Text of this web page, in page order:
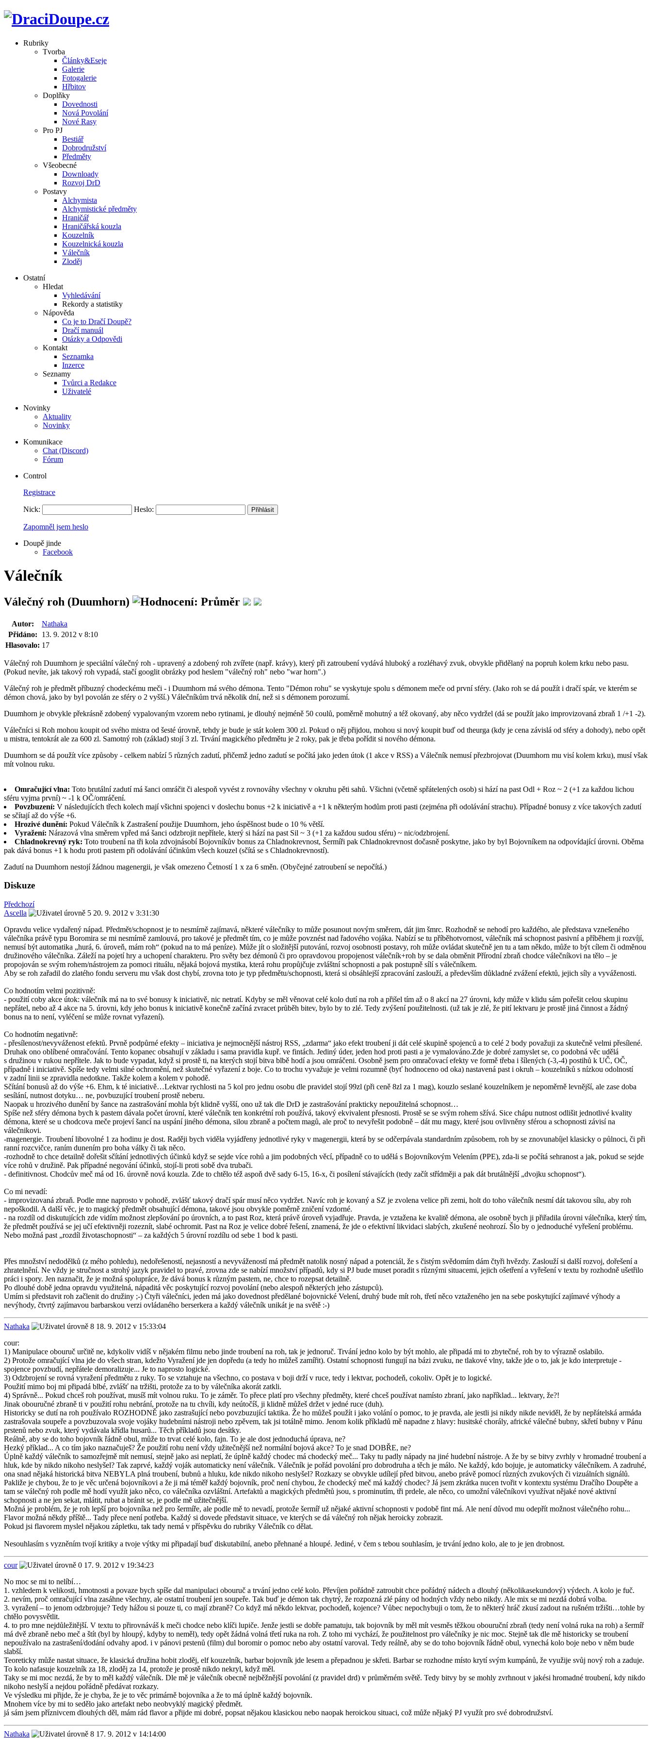
Rubriky
Tvorba
Články&Eseje
Galerie
Fotogalerie
Hřbitov
Doplňky
Dovednosti
Nová Povolání
Nové Rasy
Pro PJ
Bestiář
Dobrodružství
Předměty
Všeobecné
Downloady
Rozvoj DrD
Postavy
Alchymista
Alchymistické předměty
Hraničář
Hraničářská kouzla
Kouzelník
Kouzelnická kouzla
Válečník
Zloděj
Ostatní
Hledat
Vyhledávání
Rekordy a statistiky
Nápověda
Co je to Dračí Doupě?
Dračí manuál
Otázky a Odpovědi
Kontakt
Seznamka
Inzerce
Seznamy
Tvůrci a Redakce
Uživatelé
Novinky
Aktuality
Novinky
Komunikace
Chat (Discord)
Fórum
Control
Registrace
Nick: Heslo:
Zapomněl jsem heslo
Doupě jinde
Facebook
Válečník
Válečný roh (Duumhorn)
Autor:
Nathaka
Přidáno:
13. 9. 2012 v 8:10
Hlasovalo: 17
Válečný roh Duumhorn je speciální válečný roh - upravený a zdobený roh zvířete (např. krávy), který při zatroubení vydává hluboký a rozléhavý zvuk, obvykle přidělaný na popruh kolem krku nebo pasu.
(Pokud nevíte, jak takový roh vypadá, stačí googlit obrázky pod heslem "válečný roh" nebo "war horn".)
Válečný roh je předmět příbuzný chodeckému meči - i Duumhorn má svého démona. Tento "Démon rohu" se vyskytuje spolu s démonem meče od první sféry. (Jako roh se dá použít i dračí spár, ve kterém se
démon chová, jako by byl povolán ze sféry o 2 vyšší.) Válečníkům trvá několik dní, než si s démonem porozumí.
Duumhorn je obvykle překrásně zdobený vypalovaným vzorem nebo rytinami, je dlouhý nejméně 50 coulů, poměrně mohutný a též okovaný, aby něco vydržel (dá se použít jako improvizovaná zbraň 1 /+1 -2).
Válečníci si Roh mohou koupit od svého mistra od šesté úrovně, tehdy je bude je stát kolem 300 zl. Pokud o něj přijdou, mohou si nový koupit buď od theurga (kdy je cena závislá od sféry a dohody), nebo opět
u mistra, tentokrát ale za 600 zl. Samotný roh (základ) stojí 3 zl. Trvání magického předmětu je 2 roky, pak je třeba pořídit si nového démona.
Duumhorn se dá použít více způsoby - celkem nabízí 5 různých zadutí, přičemž jedno zadutí se počítá jako jeden útok (1 akce v RSS) a Válečník nemusí přezbrojovat (Duumhorn mu visí kolem krku), musí však
mít volnou ruku.
Omračující vlna: Toto brutální zadutí má šanci omráčit či alespoň vyvést z rovnováhy všechny v okruhu pěti sahů. Všichni (včetně spřátelených osob) si hází na past Odl + Roz ~ 2 (+1 za každou lichou
sféru vyjma první) ~ -1 k OČ/omráčení.
Povzbuzení: V následujících třech kolech mají všichni spojenci v doslechu bonus +2 k iniciativě a +1 k některým hodům proti pasti (zejména při odolávání strachu). Případné bonusy z více takových zadutí
se sčítají až do výše +6.
Hrozivé dunění: Pokud Válečník k Zastrašení použije Duumhorn, jeho úspěšnost bude o 10 % větší.
Vyražení: Nárazová vlna směrem vpřed má šanci odzbrojit nepřítele, který si hází na past Sil ~ 3 (+1 za každou sudou sféru) ~ nic/odzbrojení.
Chladnokrevný ryk: Toto troubení na tři kola zdvojnásobí Bojovníkův bonus za Chladnokrevnost, Šermíři pak Chladnokrevnost dočasně poskytne, jako by byl Bojovníkem na odpovídající úrovni. Oběma
pak dává bonus +1 k hodu proti pastem při odolávání účinkům všech kouzel (sčítá se s Chladnokrevností).
Zadutí na Duumhorn nestojí žádnou magenergii, je však omezeno Četností 1 x za 6 směn. (Obyčejné zatroubení se nepočítá.)
Diskuze
Předchozí
Ascella
20. 9. 2012 v 3:31:30
Opravdu velice vydařený nápad. Předmět/schopnost je to nesmírně zajímavá, některé válečníky to může posunout novým směrem, dát jim šmrc. Rozhodně se nehodí pro každého, ale představa vznešeného
válečníka právě typu Boromira se mi nesmírně zamlouvá, pro takové je předmět tím, co je může povznést nad řadového vojáka. Nabízí se tu příběhotvornost, válečník má schopnost pasivní a příběhem ji rozvíjí,
nemusí být automatika „hurá, 6. úroveň, mám roh“ (pokud na to má peníze). Může jít o složitější putování, rozvoj osobnosti postavy, roh může ovládat skutečně jen tu a tam někdo, může to být cílem či odměnou
družinového válečníka. Záleží na pojetí hry a uchopení charakteru. Pro světy bez démonů či pro opravdovou propojenost válečník+roh by se dala obměnit Přírodní zbraň chodce válečníkovi na tělo – je
propojován se svým rohem/nástrojem za pomoci rituálu, nějaká bojová mystika, která rohu propůjčuje zvláštní schopnosti a pak postupně sílí s válečníkem.
Aby se roh zařadil do zlatého fondu serveru mu však dost chybí, zrovna toto je typ předmětu/schopnosti, která si obsáhlejší zpracování zaslouží, a především důkladné zvážení efektů, jejich síly a vyváženosti.
Co hodnotím velmi pozitivně:
- použití coby akce útok: válečník má na to své bonusy k iniciativě, nic netratí. Kdyby se měl věnovat celé kolo dutí na roh a přišel tím až o 8 akcí na 27 úrovni, kdy může v klidu sám pořešit celou skupinu
nepřátel, nebo až 4 akce na 5. úrovni, kdy jeho bonus k iniciativě konečně začíná zvracet průběh bitev, bylo by to zlé. Tedy zvýšení použitelnosti. (už tak je zlé, že pití lektvaru je prostě jiná činnost a žádný
bonus na to není, vyléčení se může rovnat vyřazení).
Co hodnotím negativně:
- přesílenost/nevyváženost efektů. Prvně podpůrné efekty – iniciativa je nejmocnější nástroj RSS, „zdarma“ jako efekt troubení ji dát celé skupině spojenců a to celé 2 body považuji za skutečně velmi přesílené.
Druhak ono oblíbené omračování. Tento kopanec obsahují v základu i sama pravidla kupř. ve fintách. Jediný úder, jeden hod proti pasti a je vymalováno.Zde je dobré zamyslet se, co podobná věc udělá
s družinou v rukou nepřítele. Jak to bude vypadat, když si prostě ti, na kterých stojí bitva blbě hodí a jsou omráčeni. Osobně jsem pro omračovací efekty ve formě třeba i šílených (-3,-4) postihů k UČ, OČ,
případně i iniciativě. Spíše tedy velmi silné ochromění, než skutečné vyřazení z boje. Co to trochu vyvažuje je velmi rozumně (byť hodnoceno od oka) nastavená past i okruh – kouzelníků s nízkou odolností
v zadní linii se zpravidla nedotkne. Takže kolem a kolem v pohodě.
Sčítání bonusů až do výše +6. Ehm, k té iniciativě…Lektvar rychlosti na 5 kol pro jednu osobu dle pravidel stojí 99zl (při ceně 8zl za 1 mag), kouzlo seslané kouzelníkem je nepoměrně levnější, ale zase doba
sesílání, nutnost dotyku… ne, povbuzující troubení prostě neberu.
Naopak u hrozivého dunění by šance na zastrašování mohla být klidně vyšší, ono už tak dle DrD je zastrašování prakticky nepoužitelná schopnost…
Spíše než sféry démona bych k pastem dávala počet úrovní, které válečník ten konkrétní roh používá, takový ekvivalent přesnosti. Prostě se se svým rohem sžívá. Sice chápu nutnost odlišit jednotlivé kvality
démona, které se u chodcova meče projeví šancí na uspání jiného démona, silou zbraně a počtem magů, ale proč to nevyřešit podobně – dát mu magy, které jsou ovlivněny sférou a schopnosti závisí na
válečnikovi.
-magenergie. Troubení libovolné 1 za hodinu je dost. Raději bych viděla vyjádřeny jednotlivé ryky v magenergii, která by se odčerpávala standardním způsobem, roh by se znovunabíjel klasicky o půlnoci, či při
ranní rozcvičce, raním dunením pro boha války či tak něco.
-rozhodně to chce detailně dořešit sčítání jednotlivých účinků když se sejde více rohů a jim podobných věcí, případně co to udělá s Bojovníkovým Velením (PPE), zda-li se počítá sehranost a jak, pokud se sejde
více rohů v družině. Pak případné negování účinků, stojí-li proti sobě dva trubači.
- definitivnost. Chodcův meč má od 16. úrovně nová kouzla. Zde to chtělo též aspoň dvě sady 6-15, 16-x, či posílení stávajících (tedy začít střídměji a pak dát brutálnější „dvojku schopnost“).
Co mi nevadí:
- improvizovaná zbraň. Podle mne naprosto v pohodě, zvlášť takový dračí spár musí něco vydržet. Navíc roh je kovaný a SZ je zvolena velice při zemi, holt do toho válečník nesmí dát takovou sílu, aby roh
nepoškodil. A další věc, je to magický předmět obsahující démona, takové jsou obvykle poměrně zničení vzdorné.
- na rozdíl od diskutujících zde vidím možnost zlepšování po úrovních, a to past Roz, která právě úroveň vyjadřuje. Pravda, je vztažena ke kvalitě démona, ale osobně bych ji přiřadila úrovni válečníka, který tím,
že předmět používá se jej učí efektivněji rozeznít, slabé ochromit. Past na Roz je velice dobré řešení, znamená, že jde o efektivní likvidaci slabých, zkušené neohrozí. Šlo by o jednoduché vyřešení problému.
Nebo možná past „rozdíl životaschopnosti“ – za každých 5 úrovní rozdílu od sebe 1 bod k pasti.
Přes množství nedodělků (z mého pohledu), nedořešeností, nejasností a nevyvážeností má předmět natolik nosný nápad a potenciál, že s čistým svědomím dám čtyři hvězdy. Zaslouží si další rozvoj, dořešení a
zhratelnění. Ne vždy je stručnost a strohý jazyk pravidel to pravé, zrovna zde se nabízí množství případů, kdy si PJ bude muset poradit s různými situacemi, jejich ošetření a vyřešení v textu by rozhodně ušetřilo
práci i spory. Jen naznačit, že je možná spolupráce, že dává bonus k různým pastem, ne, chce to rozepsat detailně.
Po dlouhé době jedna opravdu využitelná, nápaditá věc poskytující rozvoj povolání (nebo alespoň některých jeho zástupců).
Umím si představit roh začlenit do družiny ;-) Čtyři válečníci, jeden má jako dovednost předělané bojovnické Velení, druhý bude mít roh, třetí něco vztaženého jen na sebe poskytující zajímavé výhody a
nevýhody, čtvrtý zajímavou barbarskou verzi ovládaného berserkera a každý válečník unikát je na světě :-)
Nathaka
18. 9. 2012 v 15:33:04
cour:
1) Manipulace obouruč určitě ne, kdykoliv vidíš v nějakém filmu nebo jinde troubení na roh, tak je jednoruč. Trvání jedno kolo by být mohlo, ale připadá mi to zbytečné, roh by to výrazně oslabilo.
2) Protože omračující vlna jde do všech stran, kdežto Vyražení jde jen dopředu (a tedy ho můžeš zamířit). Ostatní schopnosti fungují na bázi zvuku, ne tlakové vlny, takže jde o to, jak je kdo interpretuje -
spojence povzbudí, nepřátele demoralizuje... Je to naprosto logické.
3) Odzbrojení se rovná vyražení předmětu z ruky. To se vztahuje na všechno, co postava v boji drží v ruce, tedy i lektvar, pochodeň, cokoliv. Opět je to logické.
Použití mimo boj mi připadá blbé, zvlášť na tržišti, protože za to by válečníka akorát zatkli.
4) Správně... Pokud chceš roh používat, musíš mít volnou ruku. To je záměr. To přece platí pro všechny předměty, které chceš používat namísto zbraní, jako například... lektvary, že?!
Jinak obouručné zbraně ti v použití rohu nebrání, protože na tu chvíli, kdy neútočíš, ji klidně můžeš držet v jedné ruce (duh).
Historicky se dutí na roh používalo ROZHODNĚ jako zastrašující nebo povzbuzující taktika. Že ho můžeš použít i jako volání o pomoc, to je pravda, ale jestli jsi nikdy nikde neviděl, že by nepřátelská armáda
zastrašovala soupeře a povzbuzovala svoje vojáky hudebními nástroji nebo zpěvem, tak jsi totálně mimo. Jenom kolik příkladů mě napadne z hlavy: husitské chorály, africké válečné bubny, skřetí bubny v Pánu
prstenů nebo zvuk, který vydávala křídla husarů... Těch příkladů jsou desítky.
Reálně, aby se do toho bojovník řádně obul, může to trvat celé kolo, fajn. To je ale dost jednoduchá úprava, ne?
Hezký příklad... A co tím jako naznačuješ? Že použití rohu není vždy užitečnější než normální bojová akce? To je snad DOBŘE, ne?
Úplně každý válečník to samozřejmě mít nemusí, stejně jako asi neplatí, že úplně každý chodec má chodecký meč... Taky tu padly nápady na jiné hudební nástroje. A že by se bitvy zvrhly v hromadné troubení a
hluk, kde by nikdo nikoho neslyšel? Tak zaprvé, každý voják automaticky není válečník. Válečník je pořád povolání pro dobrodruha a těch je málo. Ne každý, kdo bojuje, je automaticky válečníkem. A zadruhé,
ona snad nějaká historická bitva NEBYLA plná troubení, bubnů a hluku, kde nikdo nikoho neslyšel? Rozkazy se obvykle udílejí před bitvou, anebo právě pomocí různých zvukových či vizuálních signálů.
Pakliže je chybou, že to je věc určená bojovníkovi a že ji má téměř každý bojovník, proč není chybou, že chodecký meč má každý chodec? Já jsem zkrátka nucen tvořit v kontextu systému Dračího Doupěte a
tam se válečný roh podle mě hodí využít jako něco, co válečníka ozvláštní. Artefaktů a magických předmětů jsou, s prominutím, tři prdele, ale něco, co umožní válečníkovi využívat nějaké nové aktivní
schopnosti a ne jen sekat, mlátit, rubat a bránit se, je podle mě užitečnější.
Možná je problém, že je roh lepší pro bojovníka než pro šermíře, ale podle mě to nevadí, protože šermíř už nějaké aktivní schopnosti v podobě fint má. Ale není důvod mu odepřít možnost válečného rohu...
Flavor možná někdy příště... Tady přece není potřeba. Každý si dovede představit situace, ve kterých se dá válečný roh nějak heroicky zobrazit.
Pokud jsi flavorem myslel nějakou zápletku, tak tady nemá v příspěvku do rubriky Válečník co dělat.
Nesouhlasím s vyzněním tvojí kritiky a tvoje výtky mi připadají buď diskutabilní, anebo přehnané a hloupé. Jediné, v čem s tebou souhlasím, je trvání jedno kolo, ale to je jen drobnost.
cour
17. 9. 2012 v 19:34:23
No moc se mi to nelíbí…
1. vzhledem k velikosti, hmotnosti a povaze bych spíše dal manipulaci obouruč a trvání jedno celé kolo. Převíjen pořádně zatroubit chce pořádný nádech a dlouhý (několikasekundový) výdech. A kolo je fuč.
2. nevím, proč omračující vlna zasáhne všechny, ale ostatní troubení jen soupeře. Tak buď je démon tak chytrý, že rozpozná zlé pány od hodných vždy nebo nikdy. Ale mix se mi nezdá dobrá volba.
3. vyražení – to jenom odzbrojuje? Tedy hážou si pouze ti, co mají zbraně? Co když má někdo lektvar, pochodeň, kojence? Vůbec nepochybuji o tom, že to některý hráč zkusí zadout na rušném tržišti…tohle by
chtělo povysvětlit.
4. to pro mne nejdůležitější. V textu to přirovnáváš k meči chodce nebo klíči lupiče. Jenže jestli se dobře pamatuju, tak bojovník by měl mít vesměs těžkou obouruční zbraň (tedy není volná ruka na roh) a šermíř
má dvě zbraně nebo meč a štít (byl by hloupý, kdyby to neměl), tedy opět žádná volná třetí ruka na roh. Z toho mi vychází, že použitelnost pro válečníky je nic moc. Stejně tak dle mě historicky se troubení
nepoužívalo na zastrašení/dodání odvahy apod. i v pánovi prstenů (film) dul boromir o pomoc nebo aby ostatní varoval. Tedy reálně, aby se do toho bojovník řádně obul, vynechá kolo boje nebo v něm bude
slabší.
Teoreticky může nastat situace, že klasická družina hobit zloděj, elf kouzelník, barbar bojovník jde lesem a přepadnou je skřeti. Barbar se rozhodne místo krytí svým kumpánů, že využije svůj nový roh a zaduje.
To kolo nafasuje kouzelník za 18, zloděj za 14, protože je prostě nikdo nekryl, když měl.
Taky se mi moc nezdá, že by to měl každý válečník. Dle mě je válečník obecně nejběžnější povolání (z pravidel drd) v průměrném světě. Tedy bitvy by se mohly zvrhnout v jakési hromadné troubení, kdy nikdo
nikoho neslyší a nejdou pořádně předávat rozkazy.
Ve výsledku mi přijde, že je chyba, že je to věc primárně bojovníka a že to má úplně každý bojovník.
Mnohem více by mi to sedělo jako artefakt nebo neobvyklý magický předmět.
já sám jsem příznivcem dlouhých děl, mám rád flavor a přijde mi dobré, popsat nějakou klasickou nebo naopak heroickou situaci, což může nějaký PJ využít pro své dobrodružství.
Nathaka 17. 9. 2012 v 14:14:00